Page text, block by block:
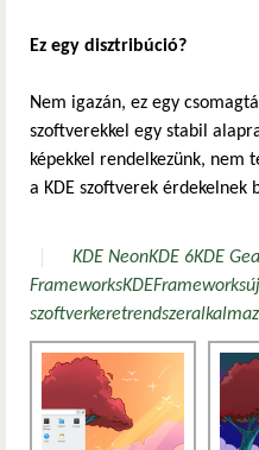
Ez egy disztribúció?
Nem igazán, ez egy
szoftverekkel egy stabil
képekkel rendelkezünk, nem
a KDE szoftverek érdekelnek
KDE NeonKDE 6KDE
FrameworksKDEFrameworks
szoftverkeretrendszer